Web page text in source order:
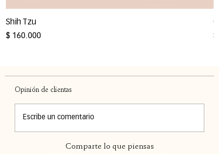
Shih Tzu
Precio
$ 160.000 $
Opinión de clientas
Escribe un comentario
Comparte lo que piensas